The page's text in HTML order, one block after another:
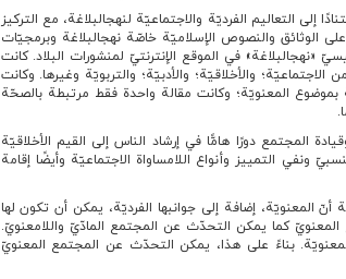
التعاليم الفردیّة والاجتماعيّة لنهج­البلاغة، مع التركيز
الوثائق والنصوص الإسلاميّة خاصّة نهج­البلاغة وبرمجيّات
500 مقالة وفقًا لللفظ الرئيسيّ «نهج­البلاغة» في الموقع الإنترنتيّ لمنشورات البلاد. كانت
والأخلاقیّة؛ والأدبیّة؛ والتربویّة وغیرها. وكانت
بموضوع المعنویّة؛ وكانت مقالة واحدة فقط مرتبطة بالصحّة
المجتمع دورًا هامًّا في إرشاد الناس إلى القيم الأخلاقیّة
ونفي التمييز وأنواع اللامساواة الاجتماعيّة وأيضًا إقامة
المعنویّة، إضافة إلى جوانبها الفرديّة، يمكن أن تكون لها
كما يمكن التحدّث عن المجتمع المادّيّ واللا­معنويّ­.
بناءً على هذا، يمكن التحدّث عن المجتمع المعنويّ